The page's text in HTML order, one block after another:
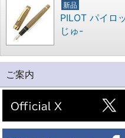
新品
PILOT パイロ
じゅ-
ご案内